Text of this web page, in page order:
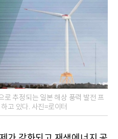
로 추정되는 일본 해상 풍력 발전 프
고 있다. 사진=로이터